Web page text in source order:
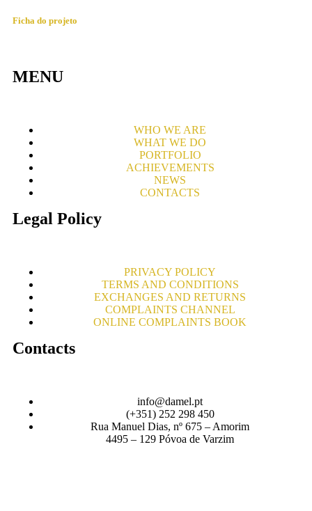
Ficha do projeto
MENU
WHO WE ARE
WHAT WE DO
PORTFOLIO
ACHIEVEMENTS
NEWS
CONTACTS
Legal Policy
PRIVACY POLICY
TERMS AND CONDITIONS
EXCHANGES AND RETURNS
COMPLAINTS CHANNEL
ONLINE COMPLAINTS BOOK
Contacts
info@damel.pt
(+351) 252 298 450
Rua Manuel Dias, nº 675 – Amorim
4495 – 129 Póvoa de Varzim